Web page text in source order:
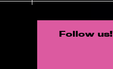
Follow us!